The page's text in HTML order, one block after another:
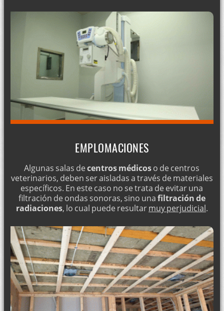
EMPLOMACIONES
Algunas salas decentros médicoso de centros
veterinarios, deben ser aisladas a través de materiales
específicos. En este caso no se trata de evitar una
filtración de ondas sonoras, sino unafiltración de
radiaciones, lo cual puede resultarmuy perjudicial.